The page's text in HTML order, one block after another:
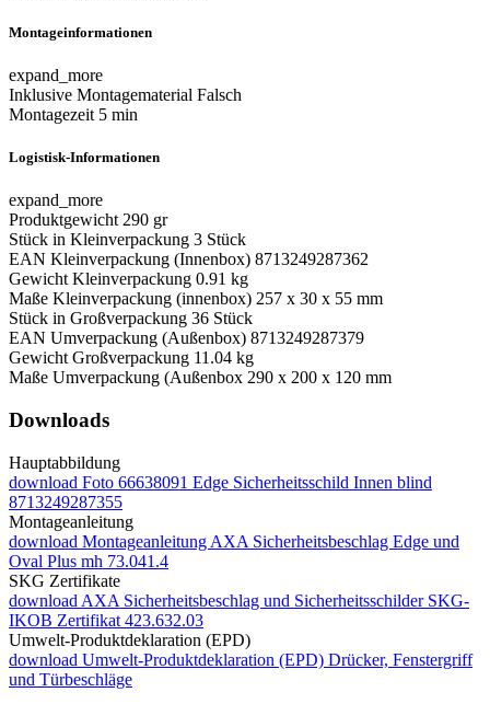
Montageinformationen
expand_more
Inklusive Montagematerial Falsch
Montagezeit 5 min
Logistisk-Informationen
expand_more
Produktgewicht 290 gr
Stück in Kleinverpackung 3 Stück
EAN Kleinverpackung (Innenbox) 8713249287362
Gewicht Kleinverpackung 0.91 kg
Maße Kleinverpackung (innenbox) 257 x 30 x 55 mm
Stück in Großverpackung 36 Stück
EAN Umverpackung (Außenbox) 8713249287379
Gewicht Großverpackung 11.04 kg
Maße Umverpackung (Außenbox 290 x 200 x 120 mm
Downloads
Hauptabbildung
download Foto 66638091 Edge Sicherheitsschild Innen blind
8713249287355
Montageanleitung
download Montageanleitung AXA Sicherheitsbeschlag Edge und
Oval Plus mh 73.041.4
SKG Zertifikate
download AXA Sicherheitsbeschlag und Sicherheitsschilder SKG-
IKOB Zertifikat 423.632.03
Umwelt-Produktdeklaration (EPD)
download Umwelt-Produktdeklaration (EPD) Drücker, Fenstergriff
und Türbeschläge